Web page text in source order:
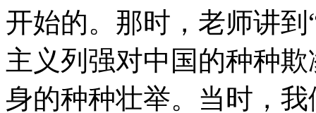
开始的。那时，老师讲
主义列强对中国的种种
身的种种壮举。当时，